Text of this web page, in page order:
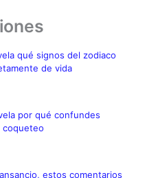
qué signos del zodiaco
de vida
por qué confundes
coqueteo
estos comentarios